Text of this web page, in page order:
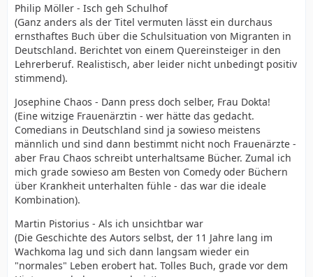
Philip Möller - Isch geh Schulhof
(Ganz anders als der Titel vermuten lässt ein durchaus
ernsthaftes Buch über die Schulsituation von Migranten in
Deutschland. Berichtet von einem Quereinsteiger in den
Lehrerberuf. Realistisch, aber leider nicht unbedingt positiv
stimmend).
Josephine Chaos - Dann press doch selber, Frau Dokta!
(Eine witzige Frauenärztin - wer hätte das gedacht.
Comedians in Deutschland sind ja sowieso meistens
männlich und sind dann bestimmt nicht noch Frauenärzte -
aber Frau Chaos schreibt unterhaltsame Bücher. Zumal ich
mich grade sowieso am Besten von Comedy oder Büchern
über Krankheit unterhalten fühle - das war die ideale
Kombination).
Martin Pistorius - Als ich unsichtbar war
(Die Geschichte des Autors selbst, der 11 Jahre lang im
Wachkoma lag und sich dann langsam wieder ein
"normales" Leben erobert hat. Tolles Buch, grade vor dem